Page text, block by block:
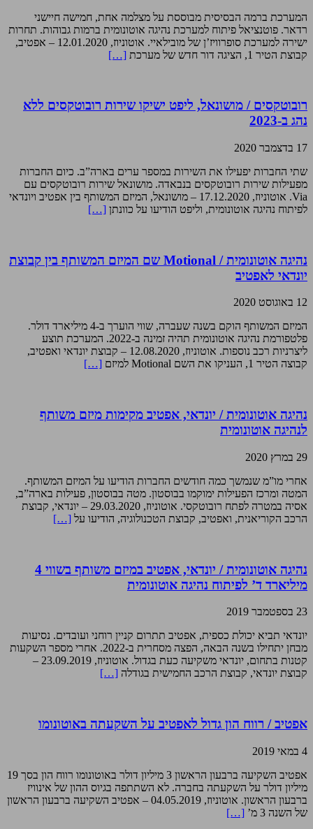
המערכת ברמה הבסיסית מבוססת על מצלמה אחת, חמישה חיישני
רדאר. פוטנציאל פיתוח למערכת נהיגה אוטונומית ברמות גבוהות. תחרות
ישירה למערכת סופרוויז’ן של מובילאיי. אוטוניוז, 12.01.2020 – אפטיב,
קבוצת הטיר 1, הציגה דור חדש של מערכת
[…]
רובוטקסים / מושונאל, ליפט ישיקו שירות רובוטקסים ללא
נהג ב-2023
17 בדצמבר 2020
שתי החברות יפעילו את השירות במספר ערים בארה”ב. כיום החברות
מפעילות שירות רובוטקסים בנבאדה. מושונאל שירות רובוטקסים עם
Via. אוטוניוז, 17.12.2020 – מושונאל, המיזם המשותף בין אפטיב ויונדאי
לפיתוח נהיגה אוטונומית, וליפט הודיעו על כוונתן […]
נהיגה אוטונומית / Motional שם המיזם המשותף בין קבוצת
יונדאי לאפטיב
12 באוגוסט 2020
המיזם המשותף הוקם בשנה שעברה, שווי הוערך ב-4 מיליארד דולר.
פלטפורמת נהיגה אוטונומית תהיה זמינה ב-2022. המערכת תוצע
ליצרניות רכב נוספות. אוטוניוז, 12.08.2020 – קבוצת יונדאי ואפטיב,
קבוצה הטיר 1, העניקו את השם Motional למיזם
[…]
נהיגה אוטונומית / יונדאי, אפטיב מקימות מיזם משותף
לנהיגה אוטונומית
29 במרץ 2020
אחרי מו”מ שנמשך כמה חודשים החברות הודיעו על המיזם המשותף.
המטה ומרכז הפעילות ימוקמו בבוסטון. מטה בבוסטון, פעילות בארה”ב,
אסיה במטרה לפתח רובוטקסי. אוטוניוז, 29.03.2020 – יונדאי, קבוצת
הרכב הקוריאנית, ואפטיב, קבוצת הטכנולוגיה, הודיעו על […]
נהיגה אוטונומית / יונדאי, אפטיב במיזם משותף בשווי 4
מיליארד ד’ לפיתוח נהיגה אוטונומית
23 בספטמבר 2019
יונדאי תביא יכולת כספית, אפטיב תתרום קניין רוחני ועובדים. נסיעות
מבחן יתחילו בשנה הבאה, הפצה מסחרית ב-2022. אחרי מספר השקעות
קטנות בתחום, יונדאי משקיעה כעת בגדול. אוטוניוז, 23.09.2019 –
קבוצת יונדאי, קבוצת הרכב החמישית בגודלה […]
אפטיב / רווח הון גדול לאפטיב על השקעתה באוטונומו
4 במאי 2019
אפטיב השקיעה ברבעון הראשון 3 מיליון דולר באוטונומו רווח הון בסך 19
מיליון דולר על השקעתה בחברה. לא השתתפה בגיוס ההון של אינוויז
ברבעון הראשון. אוטוניוז, 04.05.2019 – אפטיב השקיעה ברבעון הראשון
של השנה 3 מ’
[…]